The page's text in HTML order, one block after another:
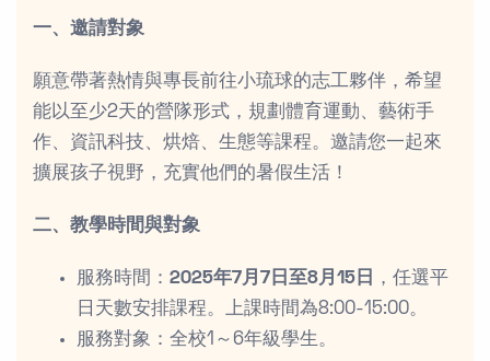
一、邀請對象
願意帶著熱情與專長前往小琉球的志工夥伴，希望
能以至少2天的營隊形式，規劃體育運動、藝術手
作、資訊科技、烘焙、生態等課程。邀請您一起來
擴展孩子視野，充實他們的暑假生活！
二、教學時間與對象
服務時間： 2025年7月7日至8月15日
，任選平
日天數安排課程。上課時間為8:00-15:00。
服務對象：全校1～6年級學生。